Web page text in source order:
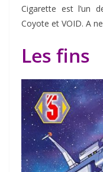
Cigarette est l’un
Coyote et VOID. A
Les fins